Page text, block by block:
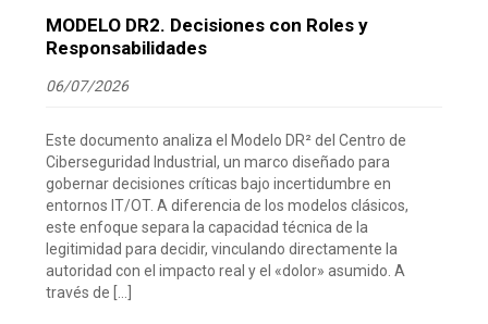
MODELO DR2. Decisiones con Roles y
Responsabilidades
06/07/2026
Este documento analiza el Modelo DR² del Centro de
Ciberseguridad Industrial, un marco diseñado para
gobernar decisiones críticas bajo incertidumbre en
entornos IT/OT. A diferencia de los modelos clásicos,
este enfoque separa la capacidad técnica de la
legitimidad para decidir, vinculando directamente la
autoridad con el impacto real y el «dolor» asumido. A
través de […]